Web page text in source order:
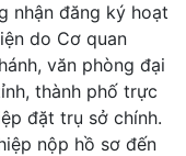
nhận đăng ký hoạt
do Cơ quan
văn phòng đại
thành phố trực
đặt trụ sở chính.
nộp hồ sơ đến